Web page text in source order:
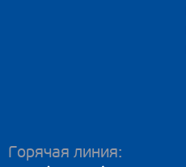
Горячая линия: